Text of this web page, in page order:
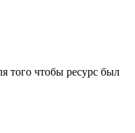
того чтобы ресурс был